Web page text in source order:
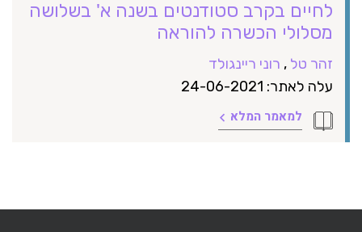
לחיים בקרב סטודנטים בשנה א' בשלושה
מסלולי הכשרה להוראה
זהר טל , רוני ריינגולד
עלה לאתר: 24-06-2021
למאמר המלא